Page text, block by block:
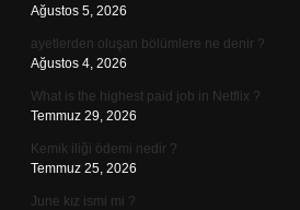
Ağustos 5, 2026
ayetlerden oluşan bölümlere ne denir ?
Ağustos 4, 2026
What is the highest paid job in Netflix ?
Temmuz 29, 2026
Kemik iliği ödemi nedir ?
Temmuz 25, 2026
June kız ismi mi ?